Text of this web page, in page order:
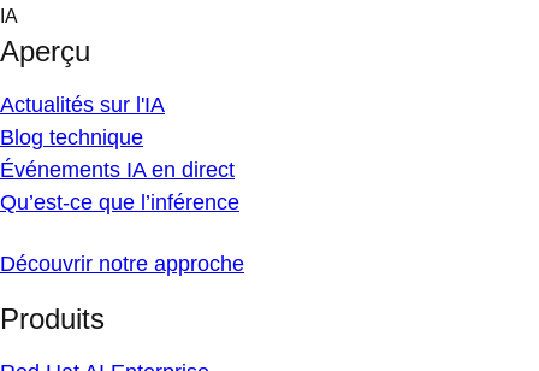
Skip
content
IA
Aperçu
Actualités sur l'IA
Blog technique
Événements IA en direct
Qu’est-ce que l’inférence
Découvrir notre approche
Produits